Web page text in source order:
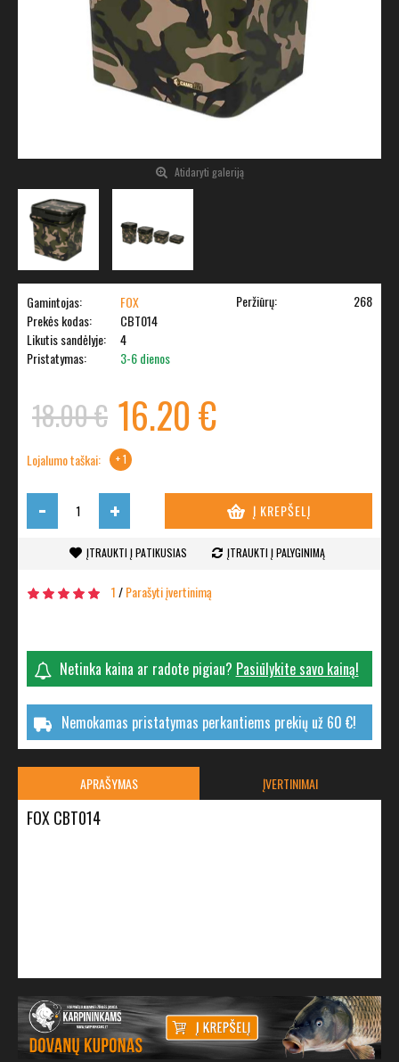
Atidaryti galeriją
Gamintojas:
FOX
Prekės kodas:
CBT014
Likutis sandėlyje:
4
Pristatymas:
3-6 dienos
Peržiūrų: 268
18.00 € 16.20 €
Lojalumo taškai: + 1
- + Į KREPŠELĮ
ĮTRAUKTI Į PATIKUSIAS ĮTRAUKTI Į PALYGINIMĄ
1/Parašyti įvertinimą
Netinka kaina ar radote pigiau? Pasiūlykite savo kainą!
Nemokamas pristatymas perkantiems prekių už 60 €!
APRAŠYMAS ĮVERTINIMAI
FOX CBT014